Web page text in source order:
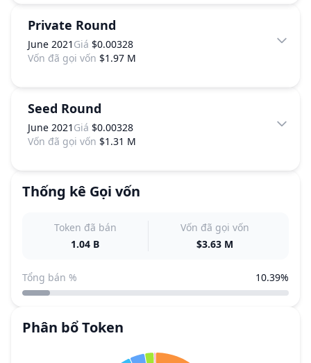
Private Round
June 2021 Giá $0.00328
Vốn đã gọi vốn $1.97 M
Seed Round
June 2021 Giá $0.00328
Vốn đã gọi vốn $1.31 M
Thống kê Gọi vốn
Token đã bán
1.04 B
Vốn đã gọi vốn
$3.63 M
Tổng bán % 10.39%
Phân bổ Token